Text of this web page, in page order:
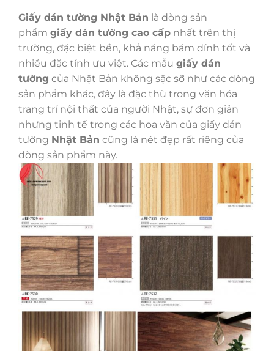
Giấy dán tường Nhật Bản là dòng sản
phẩm giấy dán tường cao cấp nhất trên thị
trường, đặc biệt bền, khả năng bám dính tốt và
nhiều đặc tính ưu việt. Các mẫu giấy dán
tường của Nhật Bản không sặc sỡ như các dòng
sản phẩm khác, đây là đặc thù trong văn hóa
trang trí nội thất của người Nhật, sự đơn giản
nhưng tinh tế trong các hoa văn của giấy dán
tường Nhật Bản cũng là nét đẹp rất riêng của
dòng sản phẩm này.